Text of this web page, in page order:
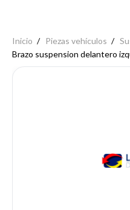
Inicio Piezas vehículos
Brazo suspension delantero